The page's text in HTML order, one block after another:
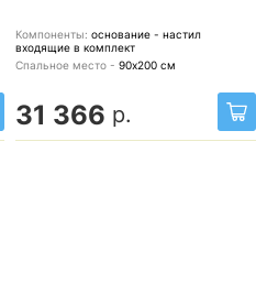
Компоненты: основание - настил
входящие в комплект
Спальное место - 90х200 см
31 366 р.